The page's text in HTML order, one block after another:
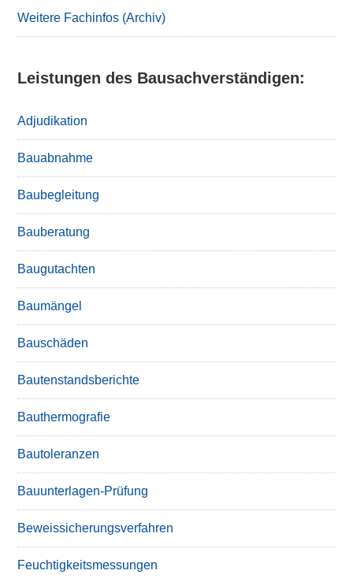
Weitere Fachinfos (Archiv)
Leistungen des Bausachverständigen:
Adjudikation
Bauabnahme
Baubegleitung
Bauberatung
Baugutachten
Baumängel
Bauschäden
Bautenstandsberichte
Bauthermografie
Bautoleranzen
Bauunterlagen-Prüfung
Beweissicherungsverfahren
Feuchtigkeitsmessungen